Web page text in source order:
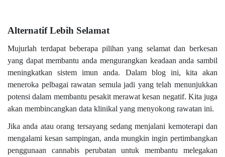
Alternatif Lebih Selamat
Mujurlah terdapat beberapa pilihan yang selamat dan berkesan
yang dapat membantu anda mengurangkan keadaan anda sambil
meningkatkan sistem imun anda. Dalam blog ini, kita akan
meneroka pelbagai rawatan semula jadi yang telah menunjukkan
potensi dalam membantu pesakit merawat kesan negatif. Kita juga
akan membincangkan data klinikal yang menyokong rawatan ini.
Jika anda atau orang tersayang sedang menjalani kemoterapi dan
mengalami kesan sampingan, anda mungkin ingin pertimbangkan
penggunaan cannabis perubatan untuk membantu melegakan